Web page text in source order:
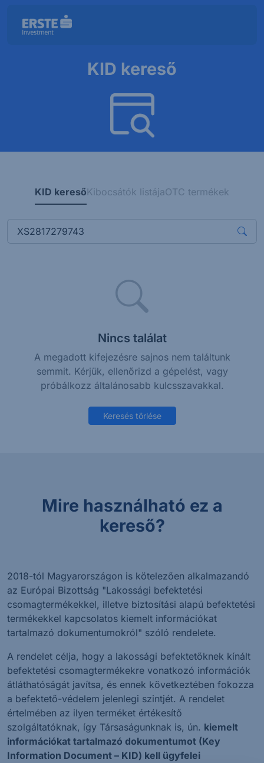
KID kereső
KID keresőKibocsátók listájaOTC termékek
Nincs találat
A megadott kifejezésre sajnos nem találtunk
semmit. Kérjük, ellenőrizd a gépelést, vagy
próbálkozz általánosabb kulcsszavakkal.
Keresés törlése
Mire használható ez a
kereső?
2018-tól Magyarországon is kötelezően alkalmazandó
az Európai Bizottság "Lakossági befektetési
csomagtermékekkel, illetve biztosítási alapú befektetési
termékekkel kapcsolatos kiemelt információkat
tartalmazó dokumentumokról" szóló rendelete.
A rendelet célja, hogy a lakossági befektetőknek kínált
befektetési csomagtermékekre vonatkozó információk
átláthatóságát javítsa, és ennek következtében fokozza
a befektető-védelem jelenlegi szintjét. A rendelet
értelmében az ilyen terméket értékesítő
szolgáltatóknak, így Társaságunknak is, ún. kiemelt
információkat tartalmazó dokumentumot (Key
Information Document – KID) kell ügyfelei